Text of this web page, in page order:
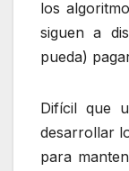
los
siguen a
pueda)
Difícil que
desarrollar
para